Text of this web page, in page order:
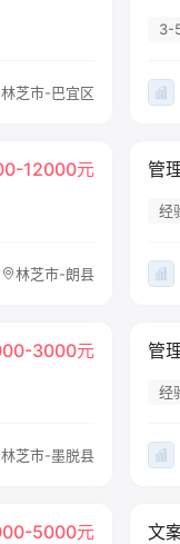
林芝市-巴宜区
3-
12000元
林芝市-朗县
管
经
3000元
林芝市-墨脱县
管
经
5000元 文